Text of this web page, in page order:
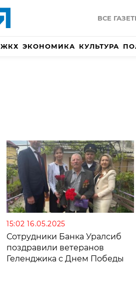
ВСЕ
ЖКХ ЭКОНОМИКА КУЛЬТУРА
15:02 16.05.2025
Сотрудники Банка Уралсиб
поздравили ветеранов
Геленджика с Днем Победы